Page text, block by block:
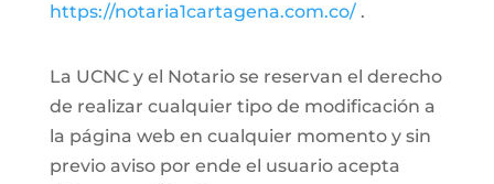
https://notaria1cartagena.com.co/.
La UCNC y el Notario se reservan el derecho
de realizar cualquier tipo de modificación a
la página web en cualquier momento y sin
previo aviso por ende el usuario acepta